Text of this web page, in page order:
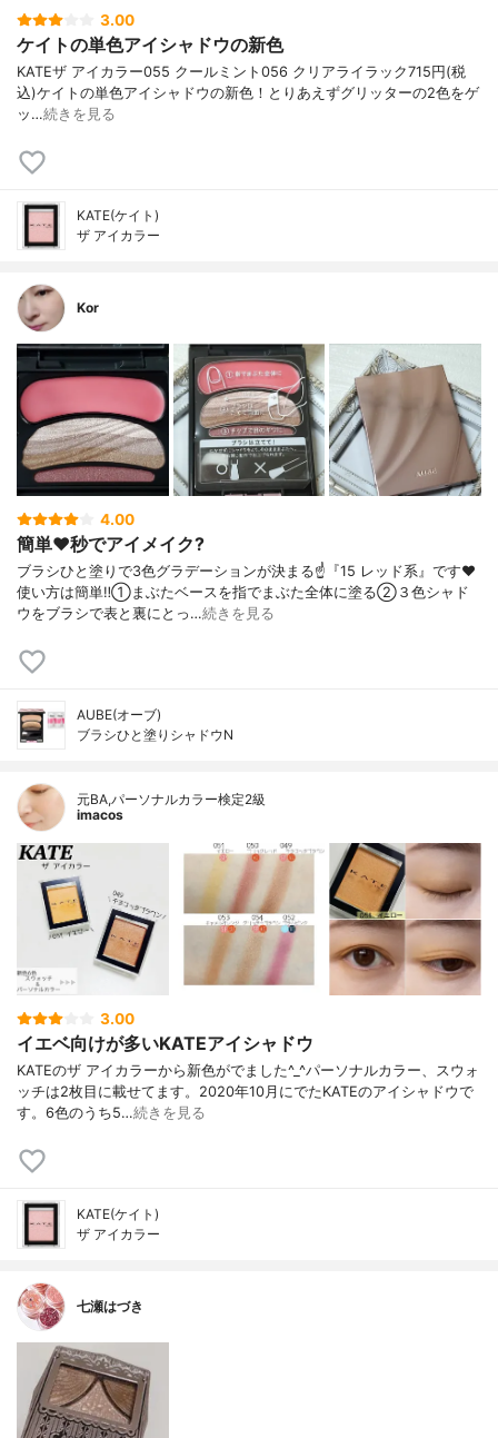
3.00
ケイトの単色アイシャドウの新色
KATE ザ アイカラー 055 クールミント 056 クリアライラック 715円(税
込) ケイトの単色アイシャドウの新色！ とりあえずグリッターの2色をゲ
ッ…続きを見る
KATE(ケイト)
ザ アイカラー
Kor
4.00
簡単❤️秒でアイメイク?
ブラシひと塗りで3色グラデーションが決まる☝️『15 レッド系』です❤️
使い方は簡単‼️①まぶたベースを指でまぶた全体に塗る②３色シャド
ウをブラシで表と裏にとっ…続きを見る
AUBE(オーブ)
ブラシひと塗りシャドウN
元BA,パーソナルカラー検定2級
imacos
3.00
イエベ向けが多いKATEアイシャドウ
KATEのザ アイカラーから新色がでました^_^パーソナルカラー、スウォ
ッチは2枚目に載せてます。2020年10月にでたKATEのアイシャドウで
す。6色のうち5…続きを見る
KATE(ケイト)
ザ アイカラー
七瀬はづき